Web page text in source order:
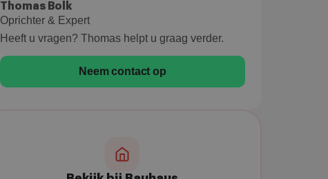
Thomas Bolk
Oprichter & Expert
Heeft u vragen? Thomas helpt u graag verder.
Neem contact op